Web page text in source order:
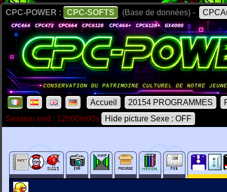
CPC-POWER : CPC-SOFTS (Base de données) -
Accueil 20154 PROGRAMMES
Session end : 12h00m00s
Hide picture Sexe : OFF